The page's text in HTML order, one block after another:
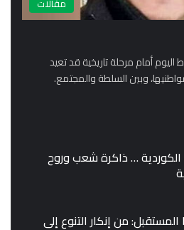
مقالات
أمام مرحلة تاريخية قد تعيد
وبين السلطة والمجتمع.
الكوردية … ذاكرة شعب وروح
المستقبل: من إنكار التنوع إلى